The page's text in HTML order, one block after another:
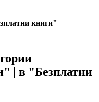
книги"
| в "Безплатни